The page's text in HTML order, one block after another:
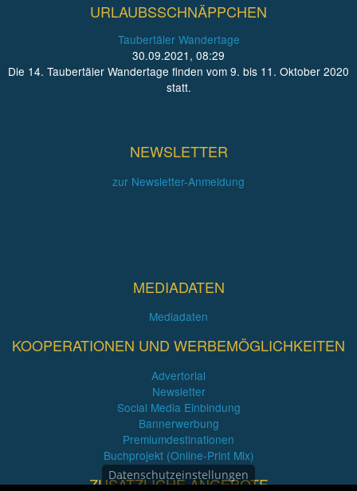
URLAUBSSCHNÄPPCHEN
Taubertäler Wandertage
30.09.2021, 08:29
Die 14. Taubertäler Wandertage finden vom 9. bis 11. Oktober 2020
statt.
NEWSLETTER
zur Newsletter-Anmeldung
MEDIADATEN
Mediadaten
KOOPERATIONEN UND WERBEMÖGLICHKEITEN
Advertorial
Newsletter
Social Media Einbindung
Bannerwerbung
Premiumdestinationen
Buchprojekt (Online-Print Mix)
ZUSÄTZLICHE ANGEBOTE
Datenschutzeinstellungen